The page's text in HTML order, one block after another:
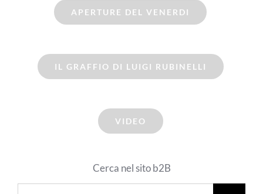
APERTURE DEL VENERDI
IL GRAFFIO DI LUIGI RUBINELLI
VIDEO
Cerca nel sito b2B